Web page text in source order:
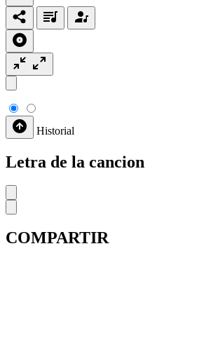
Historial
Letra de la cancion
COMPARTIR